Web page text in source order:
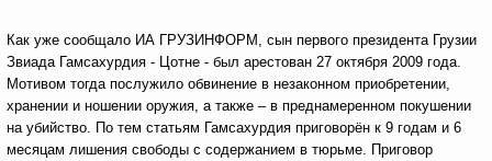
Как уже сообщало ИА ГРУЗИНФОРМ, сын первого президента Грузии
Звиада Гамсахурдия - Цотне - был арестован 27 октября 2009 года.
Мотивом тогда послужило обвинение в незаконном приобретении,
хранении и ношении оружия, а также – в преднамеренном покушении
на убийство. По тем статьям Гамсахурдия приговорён к 9 годам и 6
месяцам лишения свободы с содержанием в тюрьме. Приговор